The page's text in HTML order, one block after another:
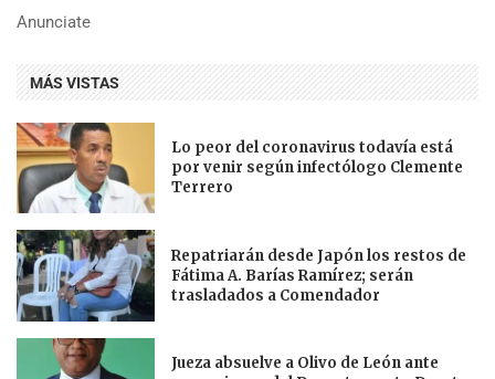
Anunciate
MÁS VISTAS
Lo peor del coronavirus todavía está
por venir según infectólogo Clemente
Terrero
Repatriarán desde Japón los restos de
Fátima A. Barías Ramírez; serán
trasladados a Comendador
Jueza absuelve a Olivo de León ante